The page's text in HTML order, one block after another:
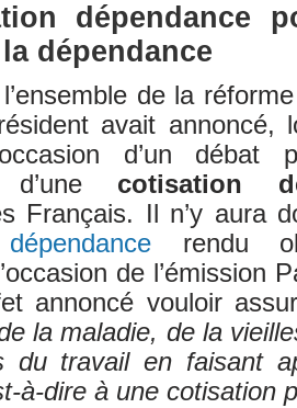
dépendance
dépendance
de la
avait annoncé,
d’un débat
d’une cotisation
Français. Il n’y aura
rendu
de l’émission
annoncé vouloir
la maladie, de la
du travail en faisant
à-dire à une cotisation